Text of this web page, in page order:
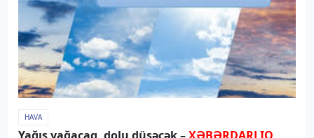
HAVA